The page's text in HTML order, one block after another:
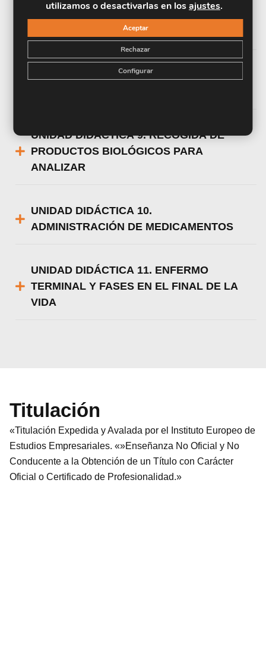
SÍNDROMES GERIÁTRICOS
UNIDAD DIDÁCTICA 8. INCONTINENCIA
UNIDAD DIDÁCTICA 9. RECOGIDA DE
PRODUCTOS BIOLÓGICOS PARA
ANALIZAR
UNIDAD DIDÁCTICA 10.
ADMINISTRACIÓN DE MEDICAMENTOS
UNIDAD DIDÁCTICA 11. ENFERMO
TERMINAL Y FASES EN EL FINAL DE LA
VIDA
Titulación
«Titulación Expedida y Avalada por el Instituto Europeo de
Estudios Empresariales. «»Enseñanza No Oficial y No
Conducente a la Obtención de un Título con Carácter
Oficial o Certificado de Profesionalidad.»
utilizamos o desactivarlas en losajustes.
Aceptar
Rechazar
Configurar